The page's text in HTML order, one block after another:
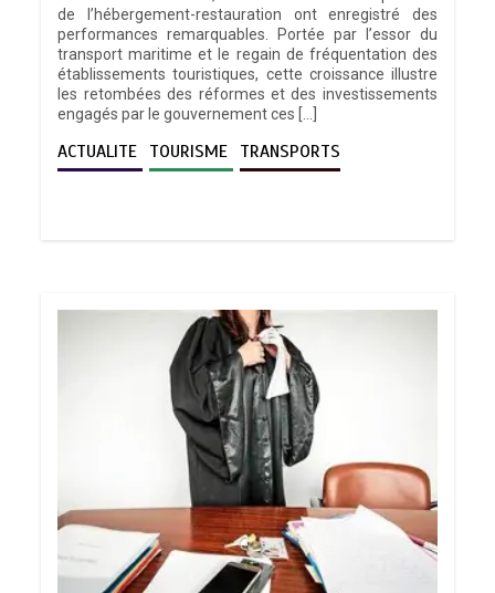
de l’hébergement-restauration ont enregistré des
performances remarquables. Portée par l’essor du
transport maritime et le regain de fréquentation des
établissements touristiques, cette croissance illustre
les retombées des réformes et des investissements
engagés par le gouvernement ces […]
ACTUALITE TOURISME TRANSPORTS